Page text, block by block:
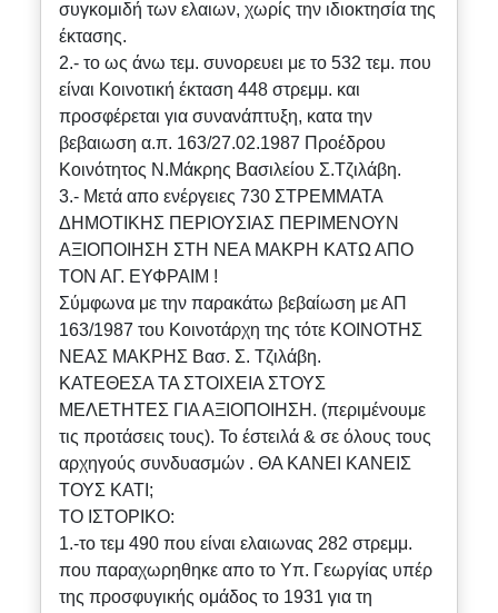
συγκομιδή των ελαιων, χωρίς την ιδιοκτησία της
έκτασης.
2.- το ως άνω τεμ. συνορευει με το 532 τεμ. που
είναι Κοινοτική έκταση 448 στρεμμ. και
προσφέρεται για συνανάπτυξη, κατα την
βεβαιωση α.π. 163/27.02.1987 Προέδρου
Κοινότητος Ν.Μάκρης Βασιλείου Σ.Τζιλάβη.
3.- Μετά απο ενέργειες 730 ΣΤΡΕΜΜΑΤΑ
ΔΗΜΟΤΙΚΗΣ ΠΕΡΙΟΥΣΙΑΣ ΠΕΡΙΜΕΝΟΥΝ
ΑΞΙΟΠΟΙΗΣΗ ΣΤΗ ΝΕΑ ΜΑΚΡΗ ΚΑΤΩ ΑΠΟ
ΤΟΝ ΑΓ. ΕΥΦΡΑΙΜ !
Σύμφωνα με την παρακάτω βεβαίωση με ΑΠ
163/1987 του Κοινοτάρχη της τότε ΚΟΙΝΟΤΗΣ
ΝΕΑΣ ΜΑΚΡΗΣ Βασ. Σ. Τζιλάβη.
ΚΑΤΕΘΕΣΑ ΤΑ ΣΤΟΙΧΕΙΑ ΣΤΟΥΣ
ΜΕΛΕΤΗΤΕΣ ΓΙΑ ΑΞΙΟΠΟΙΗΣΗ. (περιμένουμε
τις προτάσεις τους). Το έστειλά & σε όλους τους
αρχηγούς συνδυασμών . ΘΑ ΚΑΝΕΙ ΚΑΝΕΙΣ
ΤΟΥΣ ΚΑΤΙ;
ΤΟ ΙΣΤΟΡΙΚΟ:
1.-το τεμ 490 που είναι ελαιωνας 282 στρεμμ.
που παραχωρηθηκε απο το Υπ. Γεωργίας υπέρ
της προσφυγικής ομάδος το 1931 για τη